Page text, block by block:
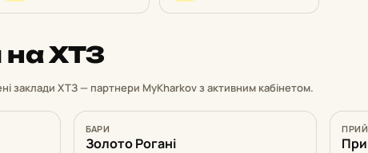
на ХТЗ
заклади ХТЗ — партнери MyKharkov з активним кабінетом.
БАРИ
Золото Рогані